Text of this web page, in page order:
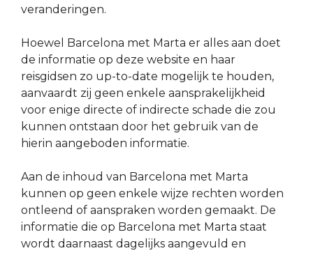
veranderingen.
Hoewel Barcelona met Marta er alles aan doet
de informatie op deze website en haar
reisgidsen zo up-to-date mogelijk te houden,
aanvaardt zij geen enkele aansprakelijkheid
voor enige directe of indirecte schade die zou
kunnen ontstaan door het gebruik van de
hierin aangeboden informatie.
Aan de inhoud van Barcelona met Marta
kunnen op geen enkele wijze rechten worden
ontleend of aanspraken worden gemaakt. De
informatie die op Barcelona met Marta staat
wordt daarnaast dagelijks aangevuld en